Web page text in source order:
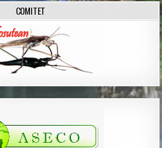
COMITET